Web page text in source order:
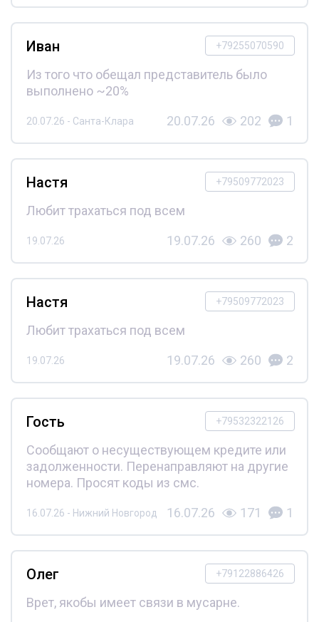
+79255070590
Иван
Из того что обещал представитель было
выполнено ~20%
20.07.26 - Санта-Клара 20.07.26 202 1
+79509772023
Настя
Любит трахаться под всем
19.07.26 19.07.26 260 2
+79509772023
Настя
Любит трахаться под всем
19.07.26 19.07.26 260 2
+79532322126
Гость
Сообщают о несуществующем кредите или
задолженности. Перенаправляют на другие
номера. Просят коды из смс.
16.07.26 - Нижний Новгород 16.07.26 171 1
+79122886426
Олег
Врет, якобы имеет связи в мусарне.